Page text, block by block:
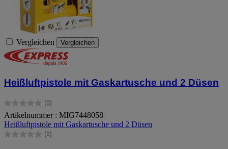
Vergleichen Vergleichen
Heißluftpistole mit Gaskartusche und 2 Düsen
(0)
0.0
von
5
Sternen.
Artikelnummer : MIG7448058
Heißluftpistole mit Gaskartusche und 2 Düsen
(0)
0.0